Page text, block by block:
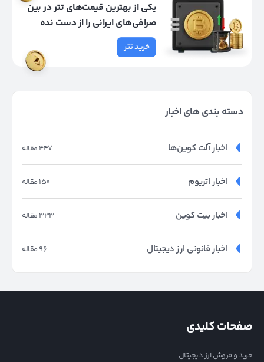
یکی از بهترین قیمت‌های تتر در بین
صرافی‌های ایرانی را از دست نده
خرید تتر
دسته بندی های اخبار
447 مقاله اخبار آلت کوین‌ها
150 مقاله اخبار اتریوم
333 مقاله اخبار بیت کوین
96 مقاله اخبار قانونی ارز دیجیتال
صفحات کلیدی
خرید و فروش ارز دیجیتال